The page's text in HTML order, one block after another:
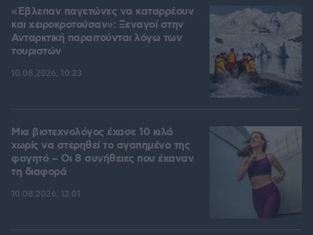
«Έβλεπαν παγετώνες να καταρρέουν
και χειροκροτούσαν»: Ξεναγοί στην
Ανταρκτική παραιτούνται λόγω των
τουριστών
10.08.2026, 10:23
Μια βιοτεχνολόγος έχασε 10 κιλά
χωρίς να στερηθεί το αγαπημένο της
φαγητό – Οι 8 συνήθειες που έκαναν
τη διαφορά
10.08.2026, 12:01